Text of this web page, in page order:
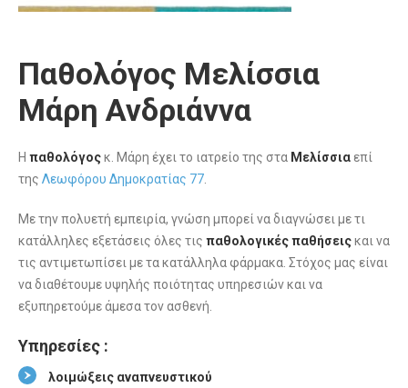
Παθολόγος Μελίσσια
Μάρη Ανδριάννα
Η παθολόγοςκ. Μάρη έχει το ιατρείο της στα Μελίσσια επί
της Λεωφόρου Δημοκρατίας 77.
Με την πολυετή εμπειρία, γνώση μπορεί να διαγνώσει με τι
κατάλληλες εξετάσεις όλες τις παθολογικέςπαθήσειςκαι να
τις αντιμετωπίσει με τα κατάλληλα φάρμακα. Στόχος μας είναι
να διαθέτουμε υψηλής ποιότητας υπηρεσιών και να
εξυπηρετούμε άμεσα τον ασθενή.
Υπηρεσίες :
λοιμώξεις αναπνευστικού